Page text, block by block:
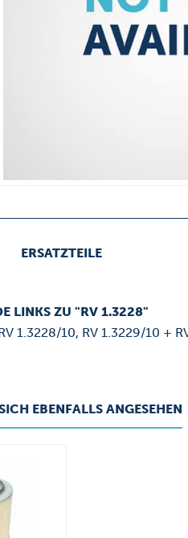
ERSATZTEILE
LINKS ZU "RV 1.3228"
1.3228/10, RV 1.3229/10 +
EBENFALLS ANGESEHEN